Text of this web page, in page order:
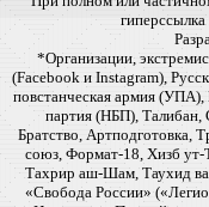
*Организации,
(Facebook и Instagram),
повстанческая армия (УПА),
партия (НБП),
Братство, Артподготовка,
союз, Формат-18, Хизб ут-
Тахрир аш-Шам, Таухид
«Свобода России»